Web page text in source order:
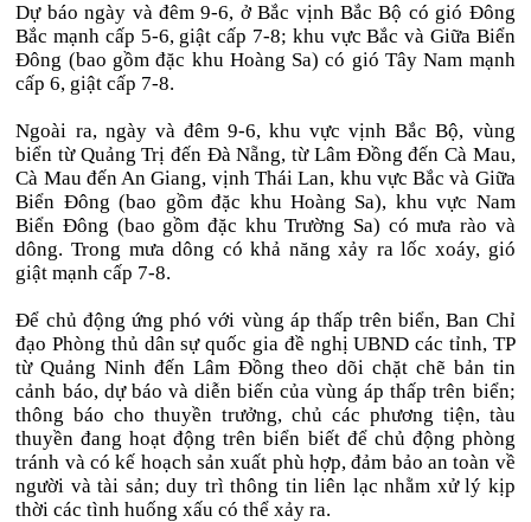
Dự báo ngày và đêm 9-6, ở Bắc vịnh Bắc Bộ có gió Đông
Bắc mạnh cấp 5-6, giật cấp 7-8; khu vực Bắc và Giữa Biển
Đông (bao gồm đặc khu Hoàng Sa) có gió Tây Nam mạnh
cấp 6, giật cấp 7-8.
Ngoài ra, ngày và đêm 9-6, khu vực vịnh Bắc Bộ, vùng
biển từ Quảng Trị đến Đà Nẵng, từ Lâm Đồng đến Cà Mau,
Cà Mau đến An Giang, vịnh Thái Lan, khu vực Bắc và Giữa
Biển Đông (bao gồm đặc khu Hoàng Sa), khu vực Nam
Biển Đông (bao gồm đặc khu Trường Sa) có mưa rào và
dông. Trong mưa dông có khả năng xảy ra lốc xoáy, gió
giật mạnh cấp 7-8.
Để chủ động ứng phó với vùng áp thấp trên biển, Ban Chỉ
đạo Phòng thủ dân sự quốc gia đề nghị UBND các tỉnh, TP
từ Quảng Ninh đến Lâm Đồng theo dõi chặt chẽ bản tin
cảnh báo, dự báo và diễn biến của vùng áp thấp trên biển;
thông báo cho thuyền trưởng, chủ các phương tiện, tàu
thuyền đang hoạt động trên biển biết để chủ động phòng
tránh và có kế hoạch sản xuất phù hợp, đảm bảo an toàn về
người và tài sản; duy trì thông tin liên lạc nhằm xử lý kịp
thời các tình huống xấu có thể xảy ra.